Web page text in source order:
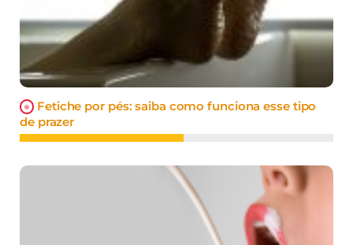
Fetiche por pés: saiba como funciona esse tipo
de prazer